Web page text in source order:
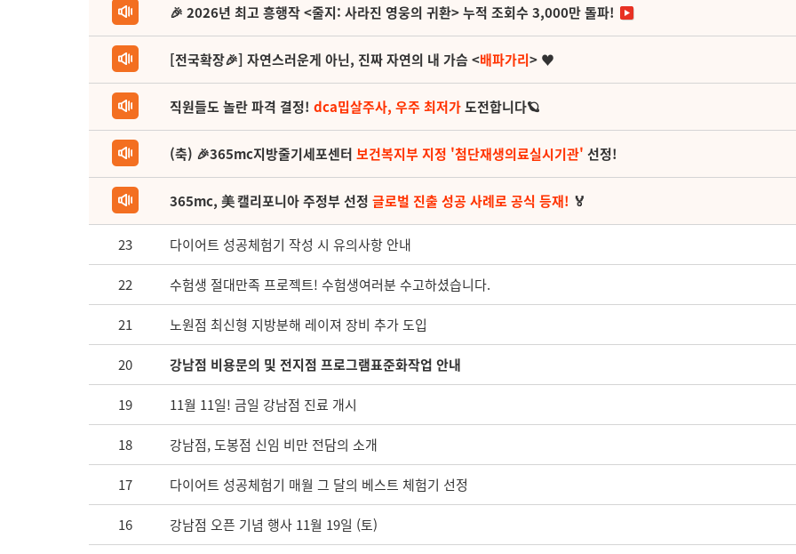
🎉 2026년 최고 흥행작 <줄지: 사라진 영웅의 귀환> 누적 조회수 3,000만 돌파!
[전국확장🎉] 자연스러운게 아닌, 진짜 자연의 내 가슴 <배파가리> ♥
직원들도 놀란 파격 결정! dca밉살주사, 우주 최저가도전합니다🪐
(축) 🎉365mc지방줄기세포센터 보건복지부 지정 '첨단재생의료실시기관' 선정!
365mc, 美 캘리포니아 주정부 선정 글로벌 진출 성공 사례로 공식 등재! 🏅
23 다이어트 성공체험기 작성 시 유의사항 안내
22 수험생 절대만족 프로젝트! 수험생여러분 수고하셨습니다.
21 노원점 최신형 지방분해 레이져 장비 추가 도입
20 강남점 비용문의 및 전지점 프로그램표준화작업 안내
19 11월 11일! 금일 강남점 진료 개시
18 강남점, 도봉점 신임 비만 전담의 소개
17 다이어트 성공체험기 매월 그 달의 베스트 체험기 선정
16 강남점 오픈 기념 행사 11월 19일 (토)